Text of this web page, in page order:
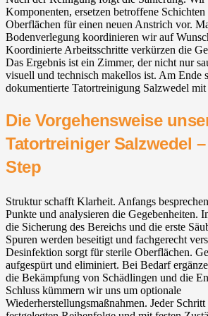
Komponenten, ersetzen betroffene Schichten
Oberflächen für einen neuen Anstrich vor.
Bodenverlegung koordinieren wir auf
Koordinierte Arbeitsschritte verkürzen die
Das Ergebnis ist ein Zimmer, der nicht nur
visuell und technisch makellos ist. Am Ende
dokumentierte Tatortreinigung Salzwedel
Die Vorgehensweise
Tatortreiniger Salzwedel
Step
Struktur schafft Klarheit. Anfangs
Punkte und analysieren die Gegebenheiten.
die Sicherung des Bereichs und die erste
Spuren werden beseitigt und fachgerecht
Desinfektion sorgt für sterile Oberflächen.
aufgespürt und eliminiert. Bei Bedarf
die Bekämpfung von Schädlingen und die
Schluss kümmern wir uns um optionale
Wiederherstellungsmaßnahmen. Jeder